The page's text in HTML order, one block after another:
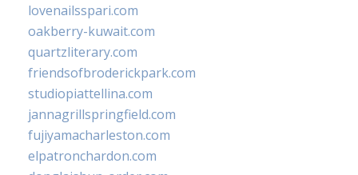
lovenailsspari.com
oakberry-kuwait.com
quartzliterary.com
friendsofbroderickpark.com
studiopiattellina.com
jannagrillspringfield.com
fujiyamacharleston.com
elpatronchardon.com